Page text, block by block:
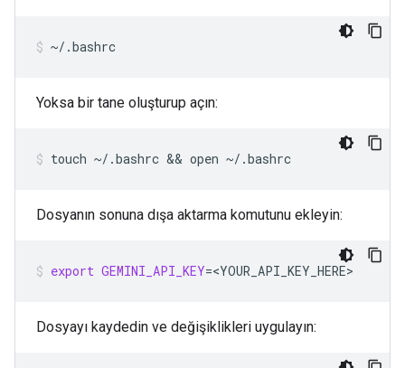
~/.bashrc
Yoksa bir tane oluşturup açın:
touch ~/.bashrc && open ~/.bashrc
Dosyanın sonuna dışa aktarma komutunu ekleyin:
export GEMINI_API_KEY=<YOUR_API_KEY_HERE>
Dosyayı kaydedin ve değişiklikleri uygulayın: